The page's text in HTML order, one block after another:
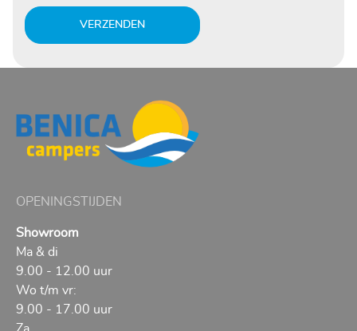
VERZENDEN
OPENINGSTIJDEN
Showroom
Ma & di
9.00 - 12.00 uur
Wo t/m vr:
9.00 - 17.00 uur